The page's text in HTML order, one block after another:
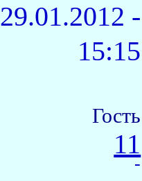
29.01.2012 -
15:15
Гость
11
-